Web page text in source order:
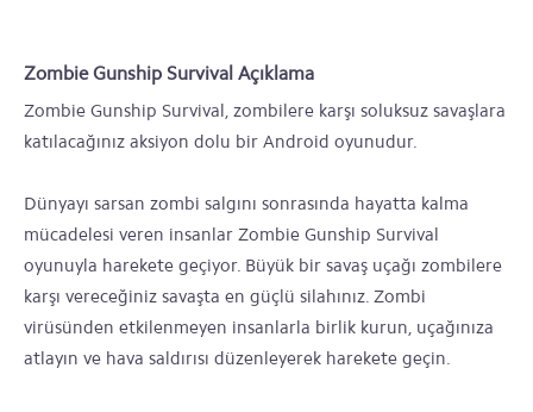
Zombie Gunship Survival Açıklama
Zombie Gunship Survival, zombilere karşı soluksuz savaşlara
katılacağınız aksiyon dolu bir Android oyunudur.
Dünyayı sarsan zombi salgını sonrasında hayatta kalma
mücadelesi veren insanlar Zombie Gunship Survival
oyunuyla harekete geçiyor. Büyük bir savaş uçağı zombilere
karşı vereceğiniz savaşta en güçlü silahınız. Zombi
virüsünden etkilenmeyen insanlarla birlik kurun, uçağınıza
atlayın ve hava saldırısı düzenleyerek harekete geçin.